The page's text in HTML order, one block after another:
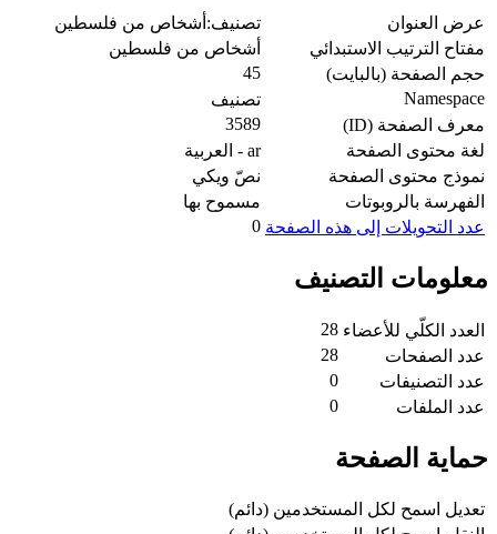
عرض العنوان
تصنيف:أشخاص من فلسطين
مفتاح الترتيب الاستبدائي
أشخاص من فلسطين
حجم الصفحة (بالبايت)
45
Namespace
تصنيف
معرف الصفحة (ID)
3589
لغة محتوى الصفحة
ar - العربية
نموذج محتوى الصفحة
نصّ ويكي
الفهرسة بالروبوتات
مسموح بها
عدد التحويلات إلى هذه الصفحة 0
معلومات التصنيف
العدد الكلّي للأعضاء 28
عدد الصفحات
28
عدد التصنيفات
0
عدد الملفات
0
حماية الصفحة
تعديل اسمح لكل المستخدمين (دائم)